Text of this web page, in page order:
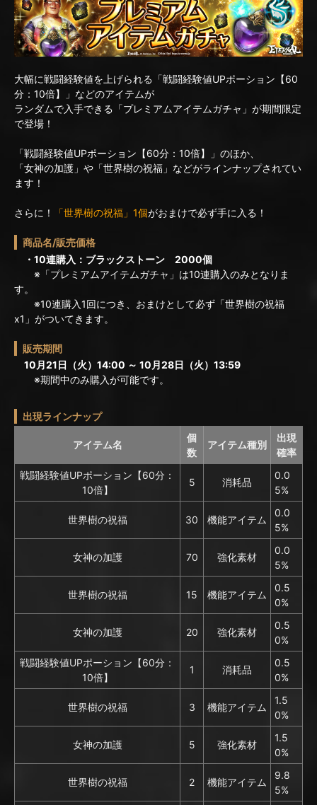
大幅に戦闘経験値を上げられる「戦闘経験値UPポーション【60
分：10倍】」などのアイテムが
ランダムで入手できる「プレミアムアイテムガチャ」が期間限定
で登場！
「戦闘経験値UPポーション【60分：10倍】」のほか、
「女神の加護」や「世界樹の祝福」などがラインナップされてい
ます！
さらに！ 「世界樹の祝福」1個がおまけで必ず手に入る！
商品名/販売価格
・10連購入：ブラックストーン 2000個
※「プレミアムアイテムガチャ」は10連購入のみとなりま
す。
※10連購入1回につき、おまけとして必ず「世界樹の祝福
x1」がついてきます。
販売期間
10月21日（火）14:00 ～ 10月28日（火）13:59
※期間中のみ購入が可能です。
出現ラインナップ
アイテム名
個
数
アイテム種別
出現
確率
戦闘経験値UPポーション【60分：
10倍】
5 消耗品
0.0
5%
世界樹の祝福 30 機能アイテム
0.0
5%
女神の加護 70 強化素材
0.0
5%
世界樹の祝福 15 機能アイテム
0.5
0%
女神の加護 20 強化素材
0.5
0%
戦闘経験値UPポーション【60分：
10倍】
1 消耗品
0.5
0%
世界樹の祝福 3 機能アイテム
1.5
0%
女神の加護 5 強化素材
1.5
0%
世界樹の祝福 2 機能アイテム
9.8
5%